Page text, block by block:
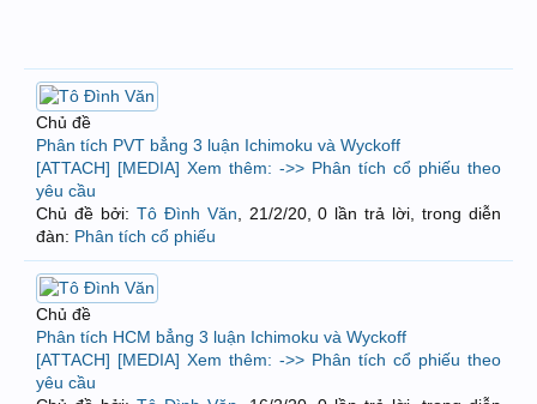
Chủ đề
Phân tích PVT bẳng 3 luận Ichimoku và Wyckoff
[ATTACH] [MEDIA] Xem thêm: ->> Phân tích cổ phiếu theo
yêu cầu
Chủ đề bởi: Tô Đình Văn 21/2/20, 0 lần trả lời, trong diễn
đàn: Phân tích cổ phiếu
Chủ đề
Phân tích HCM bẳng 3 luận Ichimoku và Wyckoff
[ATTACH] [MEDIA] Xem thêm: ->> Phân tích cổ phiếu theo
yêu cầu